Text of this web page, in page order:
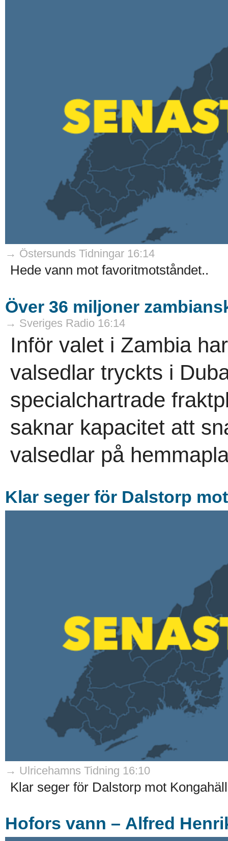
→ Östersunds Tidningar 16:14
Hede vann mot favoritmotståndet..
Över 36 miljoner
→ Sveriges Radio 16:14
Inför valet i Zambia
valsedlar tryckts i
specialchartrade
saknar kapacitet att
valsedlar på
Klar seger för Dalstorp
→ Ulricehamns Tidning 16:10
Klar seger för Dalstorp mot
Hofors vann – Alfred